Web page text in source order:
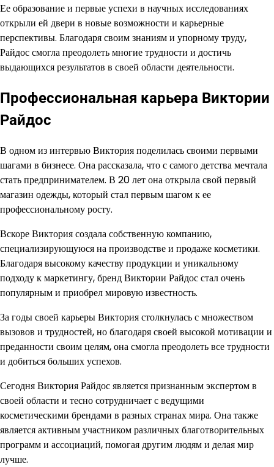
Ее образование и первые успехи в научных исследованиях
открыли ей двери в новые возможности и карьерные
перспективы. Благодаря своим знаниям и упорному труду,
Райдос смогла преодолеть многие трудности и достичь
выдающихся результатов в своей области деятельности.
Профессиональная карьера Виктории
Райдос
В одном из интервью Виктория поделилась своими первыми
шагами в бизнесе. Она рассказала, что с самого детства мечтала
стать предпринимателем. В 20 лет она открыла свой первый
магазин одежды, который стал первым шагом к ее
профессиональному росту.
Вскоре Виктория создала собственную компанию,
специализирующуюся на производстве и продаже косметики.
Благодаря высокому качеству продукции и уникальному
подходу к маркетингу, бренд Виктории Райдос стал очень
популярным и приобрел мировую известность.
За годы своей карьеры Виктория столкнулась с множеством
вызовов и трудностей, но благодаря своей высокой мотивации и
преданности своим целям, она смогла преодолеть все трудности
и добиться больших успехов.
Сегодня Виктория Райдос является признанным экспертом в
своей области и тесно сотрудничает с ведущими
косметическими брендами в разных странах мира. Она также
является активным участником различных благотворительных
программ и ассоциаций, помогая другим людям и делая мир
лучше.